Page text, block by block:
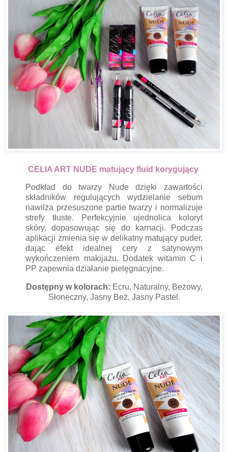
CELIA ART NUDE matujący fluid korygujący
Podkład do twarzy Nude dzięki zawartości
składników regulujących wydzielanie sebum
nawilża przesuszone partie twarzy i normalizuje
strefy tłuste. Perfekcyjnie ujednolica koloryt
skóry, dopasowując się do karnacji. Podczas
aplikacji zmienia się w delikatny matujący puder,
dając efekt idealnej cery z satynowym
wykończeniem makijażu. Dodatek witamin C i
PP zapewnia działanie pielęgnacyjne.
Dostępny w kolorach: Ecru, Naturalny, Beżowy,
Słoneczny, Jasny Beż, Jasny Pastel.